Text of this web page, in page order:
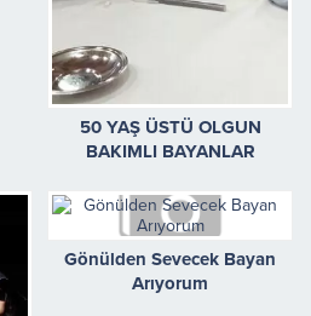
50 YAŞ ÜSTÜ OLGUN
BAKIMLI BAYANLAR
Gönülden Sevecek Bayan
Arıyorum